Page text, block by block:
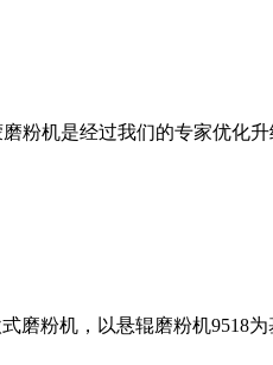
粉机是经过我们的专家优化
粉机，以悬辊磨粉机9518